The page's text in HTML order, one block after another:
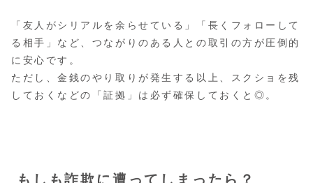
「友人がシリアルを余らせている」「長くフォローして
る相手」など、つながりのある人との取引の方が圧倒的
に安心です。
ただし、金銭のやり取りが発生する以上、スクショを残
しておくなどの「証拠」は必ず確保しておくと◎。
もしも詐欺に遭ってしまったら？